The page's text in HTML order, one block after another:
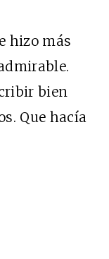
hizo más
bien
Que hacía